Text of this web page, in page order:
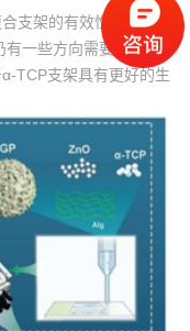
支架的有效性，為進一
有一些方向需要進一步
TCP支架具有更好的生
夠調控p38 MAPK和
復合支架在局部骨缺損
受到支架的調控。最
血糖，但后續研究應該
的可能和潛在機制。